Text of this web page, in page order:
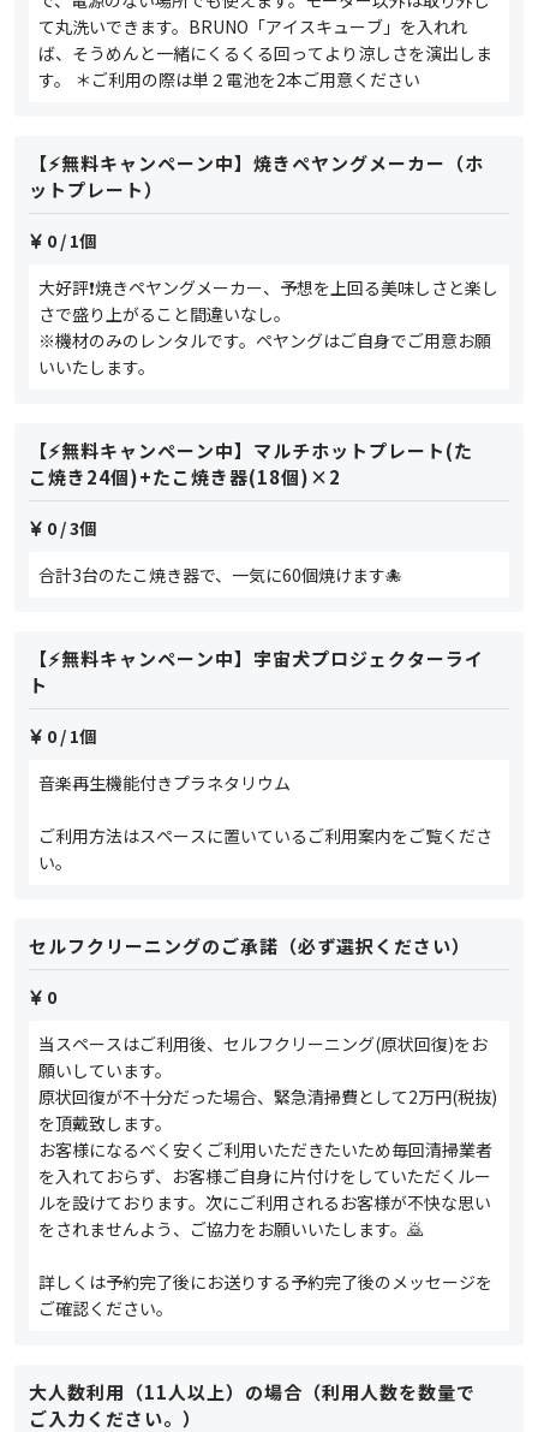
て丸洗いできます。BRUNO「アイスキューブ」を入れれ
ば、そうめんと一緒にくるくる回ってより涼しさを演出しま
す。 ＊ご利用の際は単２電池を2本ご用意ください
【⚡️無料キャンペーン中】焼きペヤングメーカー（ホ
ットプレート）
0 / 1個
大好評❗️焼きペヤングメーカー、予想を上回る美味しさと楽し
さで盛り上がること間違いなし。
※機材のみのレンタルです。ペヤングはご自身でご用意お願
いいたします。
【⚡️無料キャンペーン中】マルチホットプレート(た
こ焼き24個)+たこ焼き器(18個)×2
0 / 3個
合計3台のたこ焼き器で、一気に60個焼けます🐙
【⚡️無料キャンペーン中】宇宙犬プロジェクターライ
ト
0 / 1個
音楽再生機能付きプラネタリウム
ご利用方法はスペースに置いているご利用案内をご覧くださ
い。
セルフクリーニングのご承諾（必ず選択ください）
0
当スペースはご利用後、セルフクリーニング(原状回復)をお
願いしています。
原状回復が不十分だった場合、緊急清掃費として2万円(税抜)
を頂戴致します。
お客様になるべく安くご利用いただきたいため毎回清掃業者
を入れておらず、お客様ご自身に片付けをしていただくルー
ルを設けております。次にご利用されるお客様が不快な思い
をされませんよう、ご協力をお願いいたします。🙇
詳しくは予約完了後にお送りする予約完了後のメッセージを
ご確認ください。
大人数利用（11人以上）の場合（利用人数を数量で
ご入力ください。）